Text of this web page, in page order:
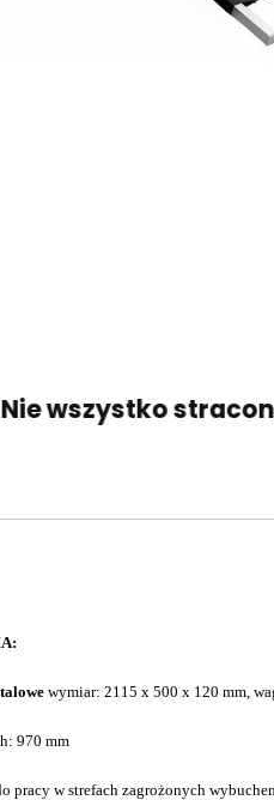
wszystko
wymiar: 2115 x 500 x 120 mm,
970 mm
pracy w strefach zagrożonych